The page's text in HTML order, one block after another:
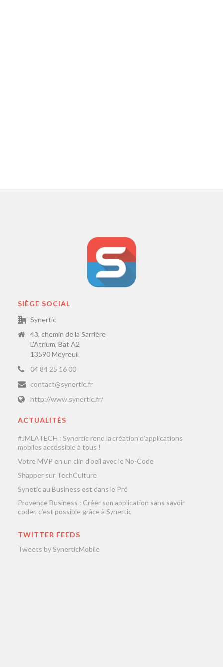
SIÈGE SOCIAL
Synertic
43, chemin de la Sarrière
L'Atrium, Bat A2
13590 Meyreuil
04 84 25 16 00
contact@synertic.fr
http://www.synertic.fr/
ACTUALITÉS
#JMLATECH : Synertic rend la création d’applications
mobiles accéssible à tous !
Votre MVP en un clin d’oeil avec le No-Code
Shapper sur TechCulture
Synetic au Business est dans le Pré
Provence Business : Créer son application sans savoir
coder, c’est possible grâce à Synertic
TWITTER FEEDS
Tweets by SynerticMobile